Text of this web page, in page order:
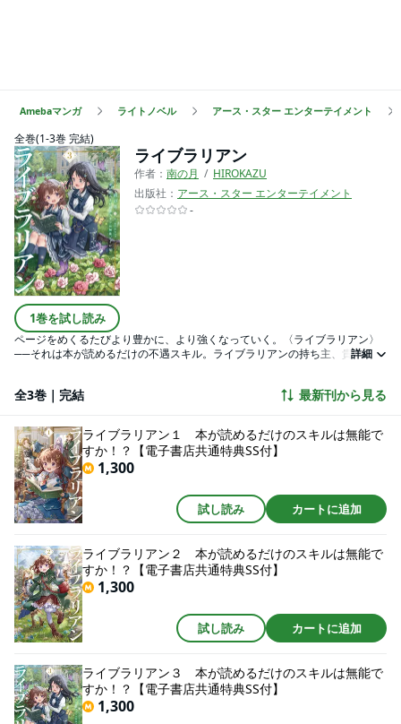
Amebaマンガ ライトノベル アース・スター エンターテイメント
全巻(1-3巻 完結)
1巻を試し読み
ライブラリアン
作者： 南の月
HIROKAZU
出版社： アース・スター エンターテイメント
-
ページをめくるたびより豊かに、より強くなっていく。〈ライブラリアン〉
──それは本が読めるだけの不遇スキル。ライブラリアンの持ち主、貴族令嬢
げられ、早々に窮地に立たされてしまう。それでもテルミスはたくさんの本
れた古代魔法まで習得を試みて──才能がなくても読書で身につける！転生少
女の成り上がりビブリアファンタジー！！
詳細
全3巻｜完結 最新刊から見る
ライブラリアン１ 本が読めるだけのスキルは無能で
すか！？【電子書店共通特典SS付】
1,300
試し読み カートに追加
ライブラリアン２ 本が読めるだけのスキルは無能で
すか！？【電子書店共通特典SS付】
1,300
試し読み カートに追加
ライブラリアン３ 本が読めるだけのスキルは無能で
すか！？【電子書店共通特典SS付】
1,300